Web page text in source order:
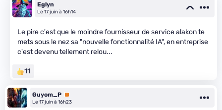
Eglyn
Le 17 juin à 16h14
Le pire c'est que le moindre fournisseur de service alakon te
mets sous le nez sa "nouvelle fonctionnalité IA", en entreprise
c'est devenu tellement relou...
11
Guyom_P Premium
Le 17 juin à 16h23